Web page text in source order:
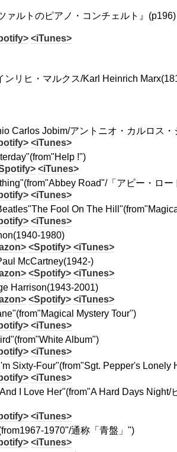
ァルトのピアノ・コンチェルト』
<iTunes>
ンリヒ・マルクス/Karl Heinrich
Carlos Jobim/アントニオ・カルロス
<iTunes>
!")
<iTunes>
Road"/「アビー・ロー
<iTunes>
Fool On The
<iTunes>
1980)
<Spotify> <iTunes>
McCartney(1942-)
<Spotify> <iTunes>
Harrison(1943-2001)
<Spotify> <iTunes>
Mystery Tour")
<iTunes>
Album")
<iTunes>
Sixty-Four"(from"Sgt. Pepper's Lonely
<iTunes>
I Love Her"(from"A Hard Days
<iTunes>
1970"/通称「青盤」")
<iTunes>